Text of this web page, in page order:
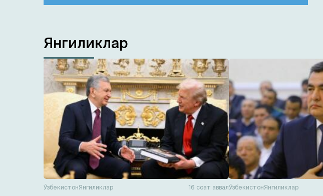
Янгиликлар
ЎзбекистонЯнгиликлар 16 соат аввалЎзбекистонЯнгиликлар